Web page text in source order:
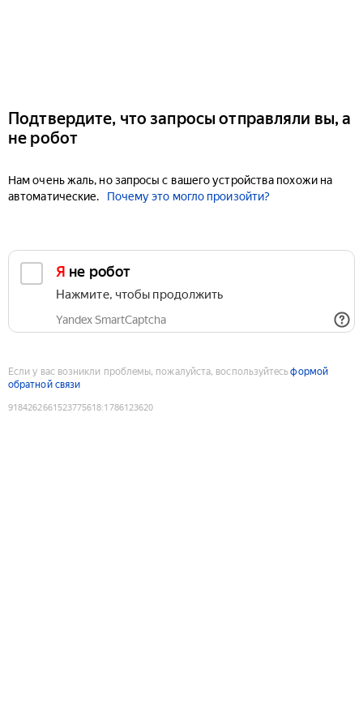
Подтвердите, что запросы отправляли вы, а
не робот
Нам очень жаль, но запросы с вашего устройства похожи на
автоматические.
Почему это могло произойти?
Я не робот
Нажмите, чтобы продолжить
Yandex SmartCaptcha
Если у вас возникли проблемы, пожалуйста, воспользуйтесьформой
обратной связи
9184262661523775618:1786123620